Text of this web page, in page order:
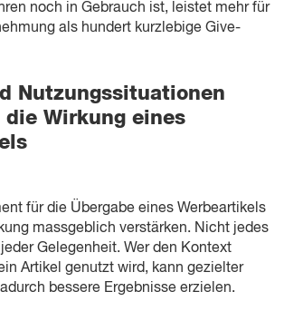
noch in Gebrauch ist, leistet mehr für
als hundert kurzlebige Give-
Nutzungssituationen
die Wirkung eines
für die Übergabe eines Werbeartikels
massgeblich verstärken. Nicht jedes
Gelegenheit. Wer den Kontext
Artikel genutzt wird, kann gezielter
bessere Ergebnisse erzielen.